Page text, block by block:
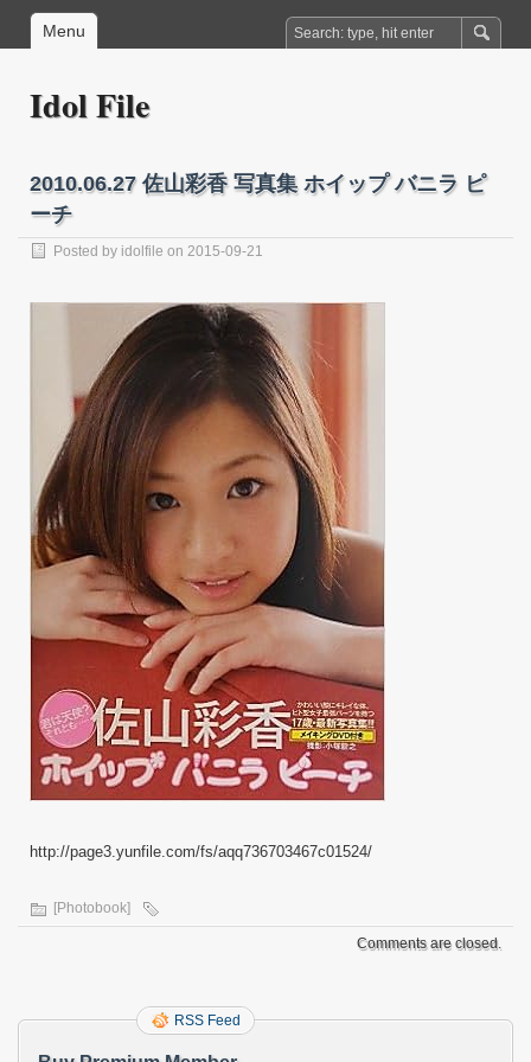
Menu
Idol File
2010.06.27 佐山彩香 写真集 ホイップ バニラ ピ
ーチ
Posted by idolfile on 2015-09-21
http://page3.yunfile.com/fs/aqq736703467c01524/
[Photobook]
Comments are closed.
RSS Feed